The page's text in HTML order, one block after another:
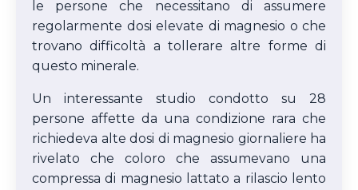
le persone che necessitano di assumere
regolarmente dosi elevate di magnesio o che
trovano difficoltà a tollerare altre forme di
questo minerale.
Un interessante studio condotto su 28
persone affette da una condizione rara che
richiedeva alte dosi di magnesio giornaliere ha
rivelato che coloro che assumevano una
compressa di magnesio lattato a rilascio lento